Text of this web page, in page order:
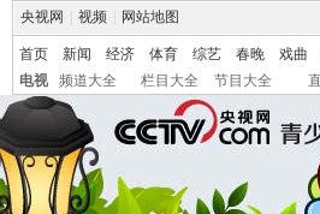
央视网 视频 网站地图
首页 新闻 经济 体育 综艺 春晚 戏曲
电视
频道大全 栏目大全 节目大全